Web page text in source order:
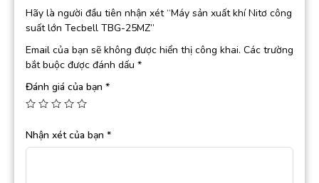
Hãy là người đầu tiên nhận xét “Máy sản xuất khí Nitơ công
suất lớn Tecbell TBG-25MZ”
Email của bạn sẽ không được hiển thị công khai. Các trường
bắt buộc được đánh dấu *
Đánh giá của bạn *
Nhận xét của bạn *